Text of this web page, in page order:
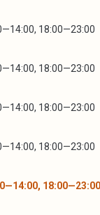
contacter pour
vous souhaite
18:00—23:00
18:00—23:00
18:00—23:00
18:00—23:00
18:00—23:00